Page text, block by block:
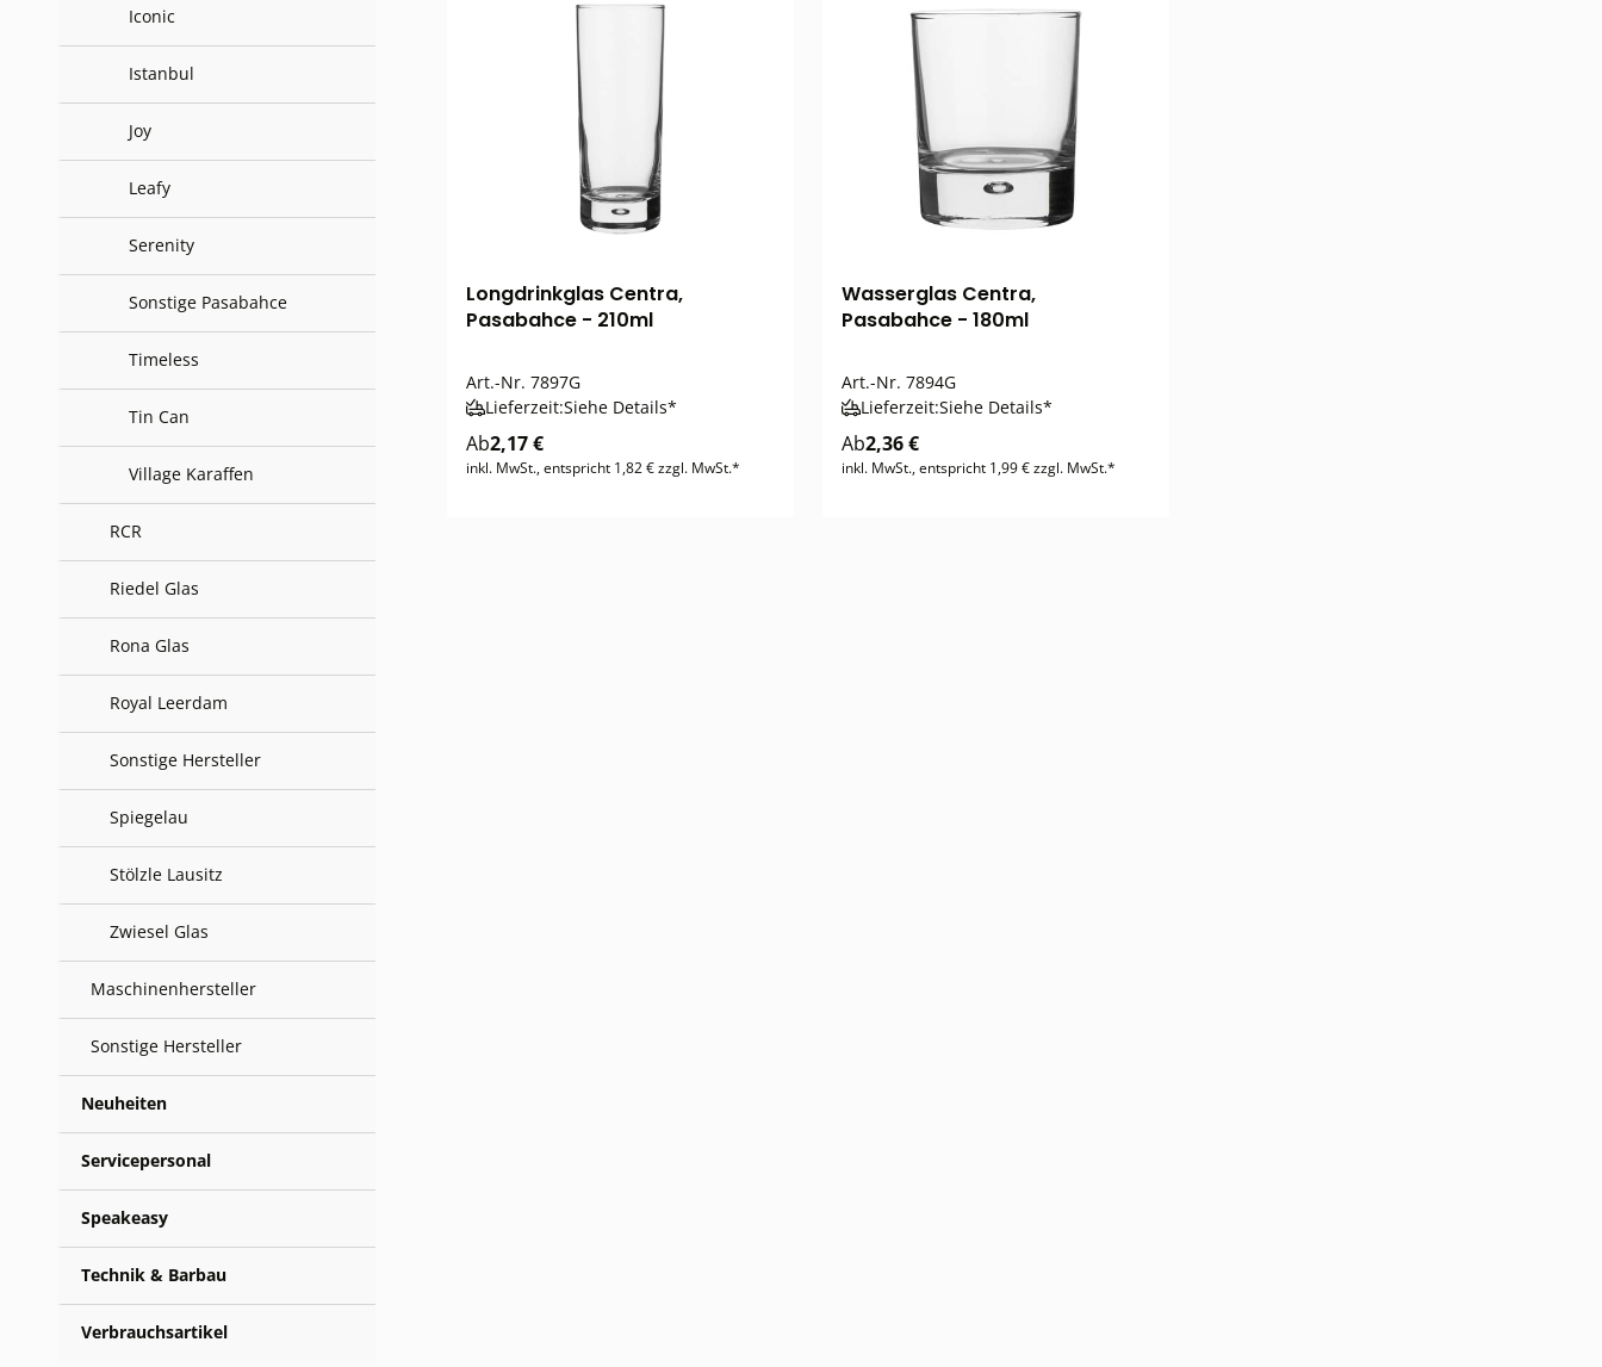
Iconic
Istanbul
Joy
Leafy
Serenity
Sonstige Pasabahce
Timeless
Tin Can
Village Karaffen
RCR
Riedel Glas
Rona Glas
Royal Leerdam
Sonstige Hersteller
Spiegelau
Stölzle Lausitz
Zwiesel Glas
Maschinenhersteller
Sonstige Hersteller
Neuheiten
Servicepersonal
Speakeasy
Technik & Barbau
Verbrauchsartikel
Longdrinkglas Centra,
Pasabahce - 210ml
Art.-Nr. 7897G
Lieferzeit:Siehe Details*
Ab2,17 €
inkl. MwSt., entspricht 1,82 € zzgl. MwSt.*
Wasserglas Centra,
Pasabahce - 180ml
Art.-Nr. 7894G
Lieferzeit:Siehe Details*
Ab2,36 €
inkl. MwSt., entspricht 1,99 € zzgl. MwSt.*